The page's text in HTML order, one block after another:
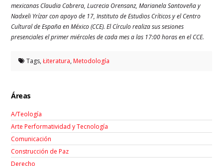
mexicanas Claudia Cabrera, Lucrecia Orensanz, Marianela Santoveña y
Nadxeli Yrízar con apoyo de 17, Instituto de Estudios Críticos y el Centro
Cultural de España en México (CCE). El Círculo realiza sus sesiones
presenciales el primer miércoles de cada mes a las 17:00 horas en el CCE.
Tags,Łiteratura,Metodología
Áreas
A/Teología
Arte Performatividad y Tecnología
Comunicación
Construcción de Paz
Derecho